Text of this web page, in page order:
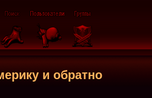
и обратно